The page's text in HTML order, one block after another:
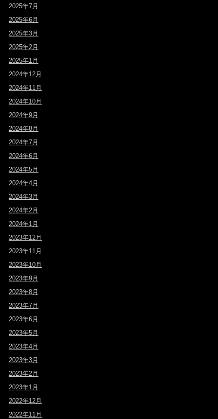
2025年7月
2025年6月
2025年3月
2025年2月
2025年1月
2024年12月
2024年11月
2024年10月
2024年9月
2024年8月
2024年7月
2024年6月
2024年5月
2024年4月
2024年3月
2024年2月
2024年1月
2023年12月
2023年11月
2023年10月
2023年9月
2023年8月
2023年7月
2023年6月
2023年5月
2023年4月
2023年3月
2023年2月
2023年1月
2022年12月
2022年11月